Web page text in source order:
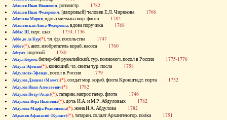
Абашев Иван Иванович, ротмистр 1782
Абашев Иван Федорович, [дворовый] человек Е.Л. Чирикова 1766
Абашева Мария, вдова мичмана мор. флота 1782
Абашевская Анна Федоровна, вдова поручика 1768
Аббас III, перс. шах 1734, 1736
Аббе де ла Кур(*), чл. фр. посольства 1747
Аббот(*), англ. изобретатель кораб. насоса 1760
Абграт, портной 1780
Абдул Керим, беглер-бей румелийский, тур. полномоч. посол в России 1775-1776
Абдула Эфенди(*), конюший, чл. свиты тур. посла 1758
Абдуласах-Эфенди, посол в России 1779
Абдулов Даниил (Мамет)(*), солдат мор. кораб. флота Кронштадт. порта 1752
Абдулов Иван Алексеевич(*) 1782
Абдулов Петр (Асак)(*), татарин, матрос галер. флота 1746
Абдулова Вера Ивановна(*), дочь И.А. и М.Р. Абдуловых 1782
Абдулова Марфа Родионовна(*), жена И.А. Абдулова 1782
Абдыков Афанасий (Кулмет)(*), татарин, солдат Архангелогор. полка 1751